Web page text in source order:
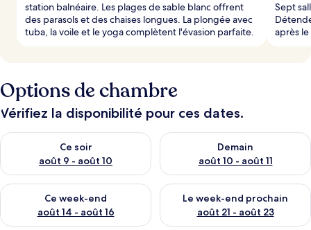
v
o
s
station balnéaire. Les plages de sable blanc offrent
des parasols et des chaises longues. La plongée avec
tuba, la voile et le yoga complètent l'évasion parfaite.
Sept
après
Options de chambre
Vérifiez la disponibilité pour ces dates.
Ce soir
août 9 - août 10
Vérifier la disponibilité pour ce soir août 9 - août 10
Demain
août 10 - août 11
Vérifier la disponibilité pour
Ce week-end
août 14 - août 16
Vérifier la disponibilité pour ce week-end août 14 - août 16
Le week-end prochain
août 21 - août 23
Vérifier la disponibilité pour